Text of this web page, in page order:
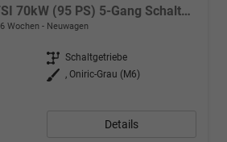
Style (Style) 1.0 TSI 70kW (95 PS) 5-Gang Schaltgetriebe
6 Wochen Neuwagen
Getriebe Schaltgetriebe
Außenfarbe
, Oniric-Grau (M6)
Details